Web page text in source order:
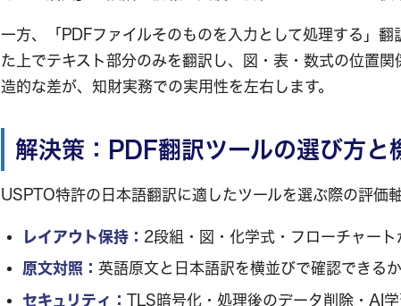
一方、「PDFファイルそのものを入力として処理する」
た上でテキスト部分のみを翻訳し、図・表・数式の位置
造的な差が、知財実務での実用性を左右します。
解決策：PDF翻訳ツールの選び方と
USPTO特許の日本語翻訳に適したツールを選ぶ際の評価
レイアウト保持： 2段組・図・化学式・フローチャート
原文対照： 英語原文と日本語訳を横並びで確認できる
セキュリティ： TLS暗号化・処理後のデータ削除・AI